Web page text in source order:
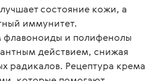
состояние кожи, а
иммунитет.
и полифенолы
действием, снижая
радикалов. Рецептура крема